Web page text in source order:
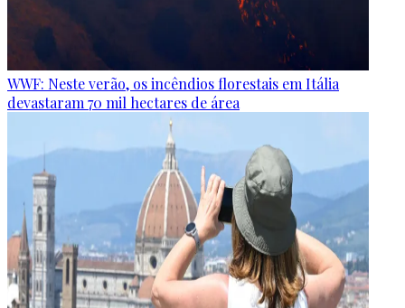
WWF: Neste verão, os incêndios florestais em Itália
devastaram 70 mil hectares de área